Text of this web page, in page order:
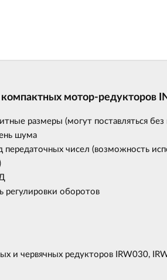
мотор-редукторов
размеры (могут поставляться
шума
чисел (возможность
регулировки оборотов
и червячных редукторов IRW030,